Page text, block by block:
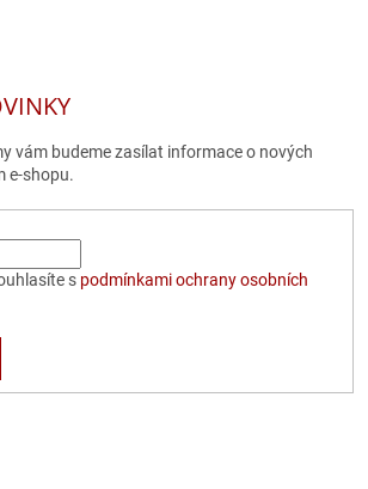
vám budeme zasílat informace o nových
e-shopu.
s podmínkami ochrany osobních